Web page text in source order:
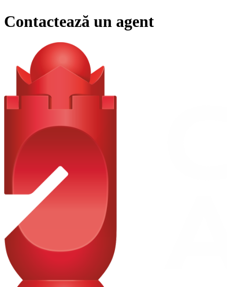
Hayon EASY-PACK electric
AMG bodystyling
Volan sport nappa
Jante aliaj AMG 19” 5-twin-spoke
Covorașe AMG
Sistem frânare sport
Premium Package
Navigație hard-disc
Cockpit digital integral
KEYLESS-GO Comfort Package
HANDS-FREE ACCESS
Pachet Oglinzi
Praguri uși iluminate „Mercedes-Benz”
Remote Services
Preinstalare digital key transfer
Compartiment depozitare cu capac (consolă centrală)
Pachet portbagaj
TIREFIT
Pachet Parking cu cameră 360°
Asistent activ parcare cu PARKTRONIC (fără funcție parcare
paralelă)
Cameră 360°
Anvelope vară
Afișaj centuri spate în bord
Dezactivare automată airbag pasager față
Contactează un agent